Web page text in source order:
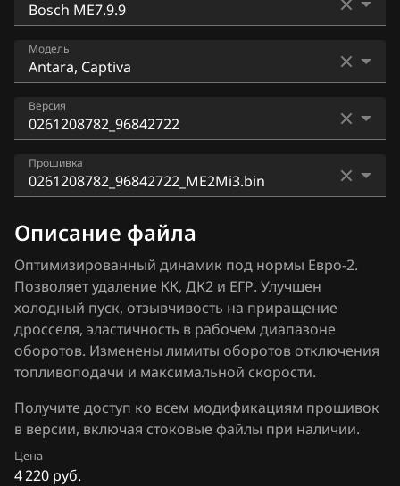
Alfa Romeo
ATLAS
BAIC
BAW
Bentley
BMW
Brilliance
BYD
Cadillac
Changan
Chenglong
Chery
ACDelco 2 (MULTEC-S)
ACDelco 3 (MT35E)
ACDelco 5 (ACDelco Exx)
Bosch EDC16C36
Bosch EDC17C42
Bosch EDC17C59
Bosch EDC17C84
Bosch M1.5.5
Bosch MD1CS003
Bosch ME(D)9.6.x
Bosch ME1.5.5
Модель
Antara, Captiva
Версия
0261201458_96820226
0261201458_96838772
0261201458_96838773
0261201458_96842713
0261201458_96842722
0261201458_96960602
0261201458_96960605
0261201458_96960621
0261201458_96960622
0261201458_96991582
Прошивка
0261208782_96842722_ME2Mi3KTag.bin
0261208782_96842722_SE4.bin
Описание файла
Оптимизированный динамик под нормы Евро-2.
Позволяет удаление КК, ДК2 и ЕГР. Улучшен
холодный пуск, отзывчивость на приращение
дросселя, эластичность в рабочем диапазоне
оборотов. Изменены лимиты оборотов отключения
топливоподачи и максимальной скорости.
Получите доступ ко всем модификациям прошивок
в версии, включая стоковые файлы при наличии.
Цена
4 220 руб.